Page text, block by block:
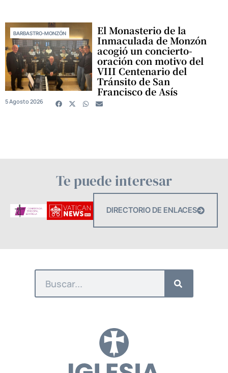
BARBASTRO-MONZÓN El Monasterio de la
Inmaculada de Monzón
acogió un concierto-
oración con motivo del
VIII Centenario del
Tránsito de San
Francisco de Asís
5 Agosto 2026
Te puede interesar
DIRECTORIO DE ENLACES